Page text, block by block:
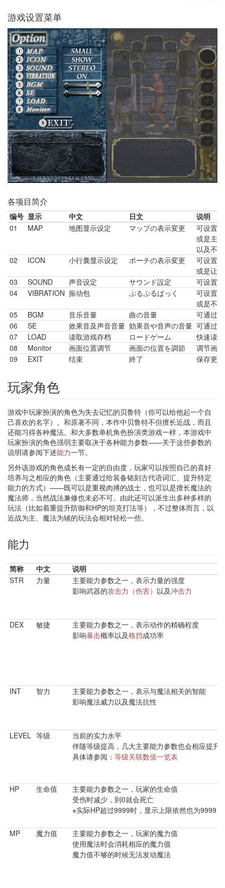
游戏设置菜单
各项目简介
编号 显示 中文 日文
说明
01
MAP 地图显示设定 マップの表示変更
可设置
或是主
以及不
02
ICON 小行囊显示设定 ポーチの表示変更
可设置
或是让
03
SOUND 声音设定 サウンド設定
可设置
04
VIBRATION 振动包 ぷるぷるぱっく
可设置
或是不
05
BGM 音乐音量 曲の音量
可通过
06
SE 效果音及声音音量 効果音や音声の音量 可通过
07
LOAD 读取游戏存档 ロードゲーム
快速读
08
Monitor 画面位置调节 画面の位置を調節
调节画
09
EXIT 结束 終了 保存更
玩家角色
游戏中玩家扮演的角色为失去记忆的贝鲁特（你可以给他起一个自
己喜欢的名字）。和原著不同，本作中贝鲁特不但擅长近战，而且
还能习得各种魔法。和大多数单机角色扮演类游戏一样，本游戏中
玩家扮演的角色强弱主要取决于各种能力参数——关于这些参数的
说明请参阅下述能力一节。
另外该游戏的角色成长有一定的自由度，玩家可以按照自己的喜好
培养与之相应的角色（主要通过给装备铭刻古代语词汇、提升特定
能力的方式）——既可以是重视肉搏的战士，也可以是擅长魔法的
魔法师，当然战法兼修也未必不可。由此还可以派生出多种多样的
玩法（比如着重提升防御和HP的坦克打法等），不过整体而言，以
近战为主、魔法为辅的玩法会相对轻松一些。
能力
简称 中文 ​
说明
STR
力量 ​
主要能力参数之一，表示力量的强度
影响武器的攻击力（伤害） 以及冲击力
DEX 敏捷 ​
主要能力参数之一，表示动作的精确程度
影响暴击概率以及格挡成功率
INT 智力 ​
主要能力参数之一，表示与魔法相关的智能
影响魔法威力以及魔法抗性
LEVEL 等级 ​
当前的实力水平
伴随等级提高，几大主要能力参数也会相应提升
具体请参阅： 等级关联数值一览表
HP 生命值 ​
主要能力参数之一，玩家的生命值
受伤时减少，到0就会死亡
※实际HP超过9999时，显示上限依然也为9999
MP 魔力值 ​
主要能力参数之一，玩家的魔力值
使用魔法时会消耗相应的魔力值
魔力值不够的时候无法发动魔法